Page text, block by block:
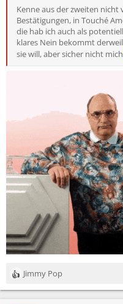
Kenne aus der zweiten nicht
Bestätigungen, in Touché
die hab ich auch als
klares Nein bekommt
sie will, aber sicher nicht mich
R
e
Jimmy Pop